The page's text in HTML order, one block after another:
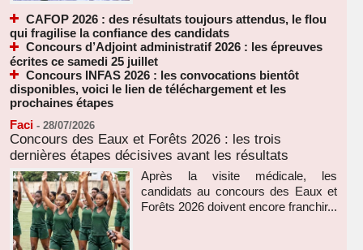
CAFOP 2026 : des résultats toujours attendus, le flou
qui fragilise la confiance des candidats
Concours d’Adjoint administratif 2026 : les épreuves
écrites ce samedi 25 juillet
Concours INFAS 2026 : les convocations bientôt
disponibles, voici le lien de téléchargement et les
prochaines étapes
Faci - 28/07/2026
Concours des Eaux et Forêts 2026 : les trois
dernières étapes décisives avant les résultats
Après la visite médicale, les
candidats au concours des Eaux et
Forêts 2026 doivent encore franchir...